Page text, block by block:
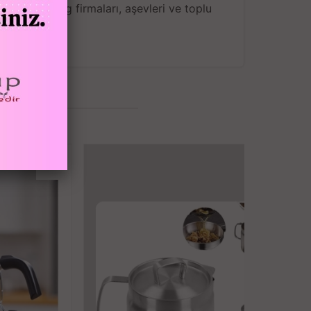
catering firmaları, aşevleri ve toplu